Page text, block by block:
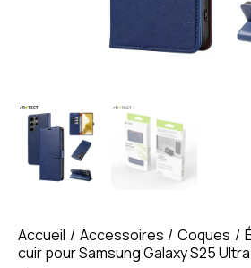
Accueil Accessoires Coques
cuir pour Samsung Galaxy S25